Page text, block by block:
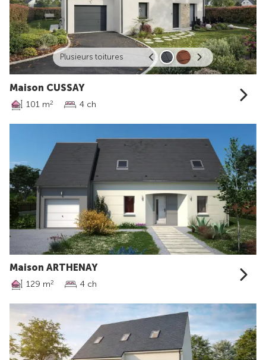
Maison CUSSAY
101 m2 4 ch
Plusieurs toitures
Maison ARTHENAY
129 m2 4 ch